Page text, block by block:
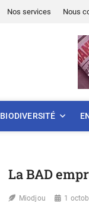
Nos services Nous
BIODIVERSITÉ
La BAD
Miodjou 1